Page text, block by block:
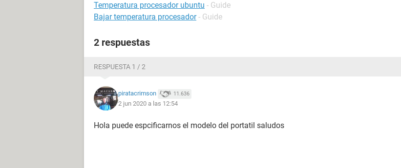
Temperatura procesador ubuntu - Guide
Bajar temperatura procesador - Guide
2 respuestas
RESPUESTA 1 / 2
piratacrimson 11.636
2 jun 2020 a las 12:54
Hola puede espcificarnos el modelo del portatil saludos